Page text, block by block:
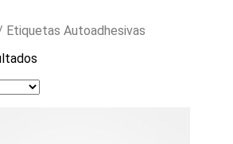
Etiquetas Autoadhesivas